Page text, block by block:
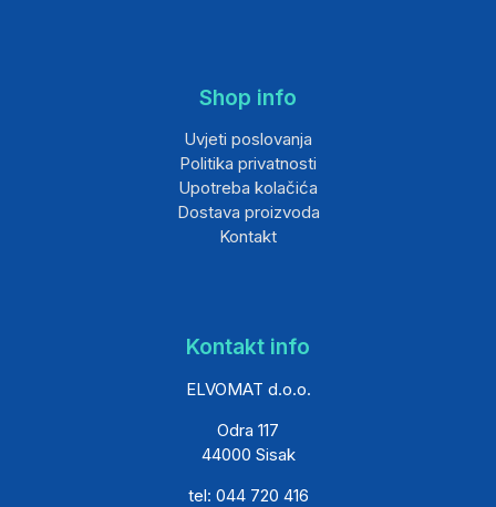
Shop info
Uvjeti poslovanja
Politika privatnosti
Upotreba kolačića
Dostava proizvoda
Kontakt
Kontakt info
ELVOMAT d.o.o.
Odra 117
44000 Sisak
tel: 044 720 416